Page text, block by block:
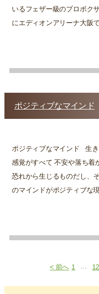
いるフェザー級のプロボク
にエディオンアリーナ大阪
ポジティブなマインド
ポジティブなマインド 生
感覚がすべて 不安や落ち着
恐れから生じるものだし、
のマインドがポジティブな
< 前へ 1 12